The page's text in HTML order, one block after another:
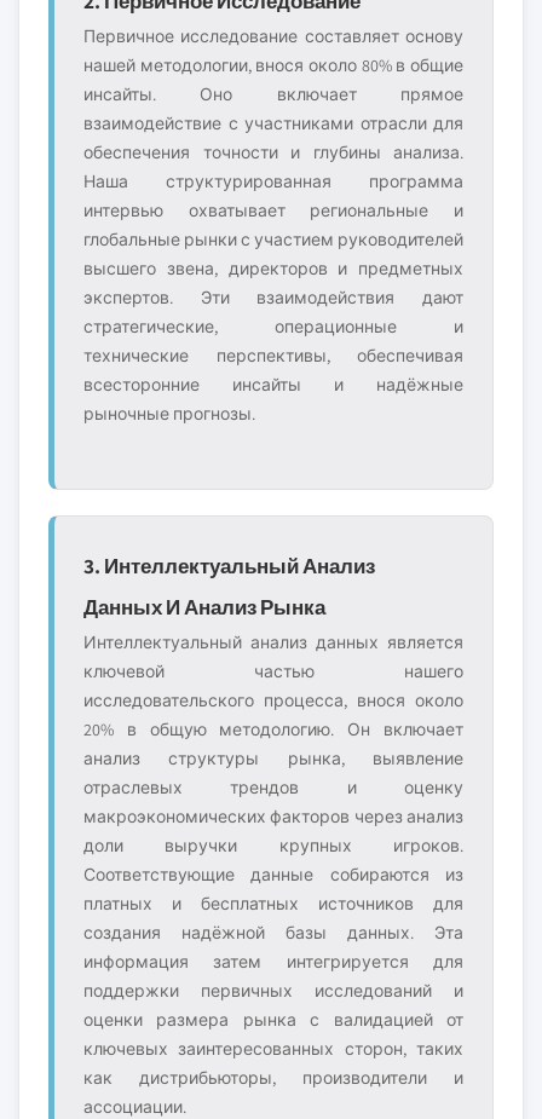
Первичное исследование составляет основу
нашей методологии, внося около 80% в общие
инсайты. Оно включает прямое
взаимодействие с участниками отрасли для
обеспечения точности и глубины анализа.
Наша структурированная программа
интервью охватывает региональные и
глобальные рынки с участием руководителей
высшего звена, директоров и предметных
экспертов. Эти взаимодействия дают
стратегические, операционные и
технические перспективы, обеспечивая
всесторонние инсайты и надёжные
рыночные прогнозы.
3. Интеллектуальный Анализ
Данных И Анализ Рынка
Интеллектуальный анализ данных является
ключевой частью нашего
исследовательского процесса, внося около
20% в общую методологию. Он включает
анализ структуры рынка, выявление
отраслевых трендов и оценку
макроэкономических факторов через анализ
доли выручки крупных игроков.
Соответствующие данные собираются из
платных и бесплатных источников для
создания надёжной базы данных. Эта
информация затем интегрируется для
поддержки первичных исследований и
оценки размера рынка с валидацией от
ключевых заинтересованных сторон, таких
как дистрибьюторы, производители и
ассоциации.